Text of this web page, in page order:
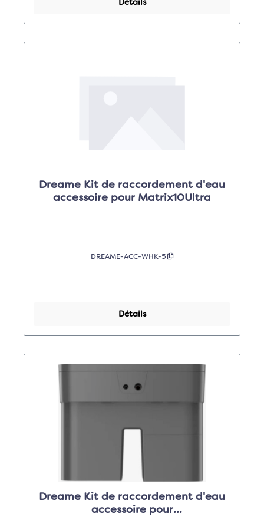
Détails
Dreame Kit de raccordement d'eau
accessoire pour Matrix10Ultra
DREAME-ACC-WHK-5
Détails
Dreame Kit de raccordement d'eau
accessoire pour